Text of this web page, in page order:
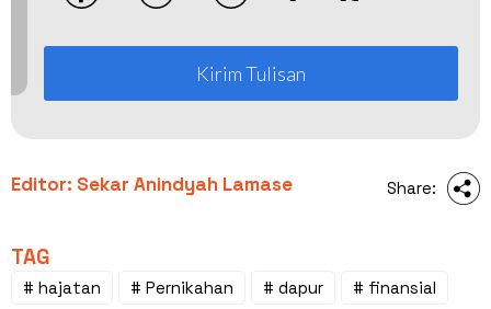
Kirim Tulisan
Editor: Sekar Anindyah Lamase Share:
TAG
# hajatan # Pernikahan # dapur # finansial